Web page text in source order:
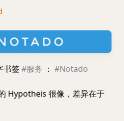
书签#服务 ： #Notado
Hypotheis 很像，差异在于